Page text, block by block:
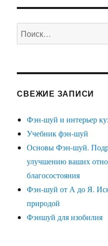
Искать:
СВЕЖИЕ ЗАПИСИ
Фэн-шуй и интерьер
Учебник фэн-шуй
Основы Фэн-шуй.
улучшению ваших
благосостояния
Фэн-шуй от А до Я.
природой
Фэншуй для изобилия